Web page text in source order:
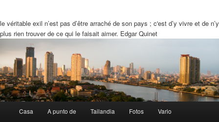
le véritable exil n’est pas d’être arraché de son pays ; c'est d’y vivre et de n’y
plus rien trouver de ce qui le faisait aimer. Edgar Quinet
Principal
Ir
Saltar
Casa A punto de Tailandia Fotos Vario